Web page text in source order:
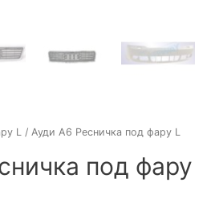
L / Ауди А6 Ресничка под фару L
под фару